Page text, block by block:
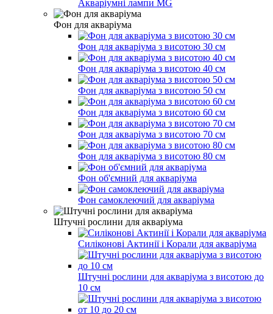
Акваріумні лампи MG
Фон для акваріума
Фон для акваріума з висотою 30 см
Фон для акваріума з висотою 40 см
Фон для акваріума з висотою 50 см
Фон для акваріума з висотою 60 см
Фон для акваріума з висотою 70 см
Фон для акваріума з висотою 80 см
Фон об'ємний для акваріума
Фон самоклеючий для акваріума
Штучні рослини для акваріума
Силіконові Актинії і Корали для акваріума
Штучні рослини для акваріума з висотою до
10 см